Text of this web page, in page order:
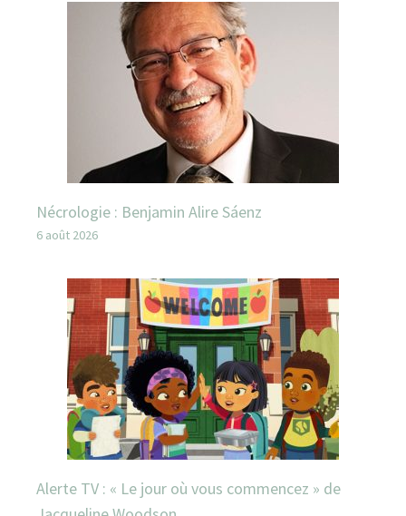
Nécrologie : Benjamin Alire Sáenz
6 août 2026
Alerte TV : « Le jour où vous commencez » de